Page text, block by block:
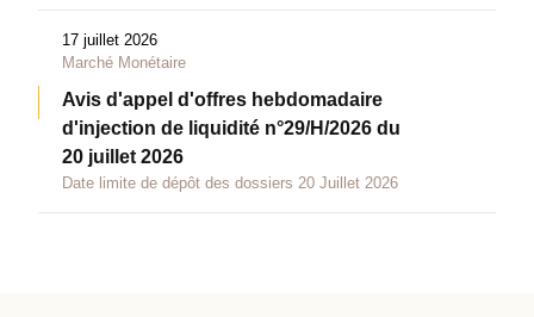
17 juillet 2026
Marché Monétaire
Avis d'appel d'offres hebdomadaire
d'injection de liquidité n°29/H/2026 du
20 juillet 2026
Date limite de dépôt des dossiers 20 Juillet 2026